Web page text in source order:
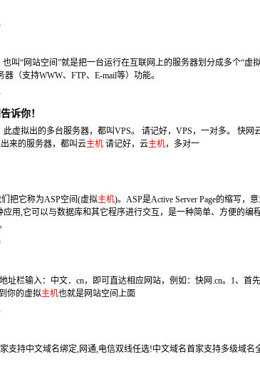
也叫“网站空间”就是把一台运行在互联网上的服务器划分成多个“虚
（支持WWW、FTP、E-mail等）功能。
诉你！
虚拟出的多台服务器，都叫VPS。 请记好，VPS，一对多。 快网
来的服务器，都叫云主机 请记好，云主机，多对一
把它称为ASP空间(虚拟主机)。ASP是Active Server Page的缩写，
用,它可以与数据库和其它程序进行交互，是一种简单、方便的编程
栏输入：中文．cn，即可直达相应网站，例如：快网.cn。1、首
你的虚拟主机也就是网站空间上面
支持中文域名绑定,网通,电信双线任选!中文域名首家支持多级域名